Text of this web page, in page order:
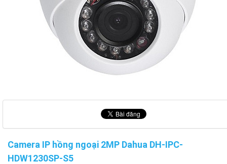
Camera IP hồng ngoại 2MP Dahua DH-IPC-
HDW1230SP-S5